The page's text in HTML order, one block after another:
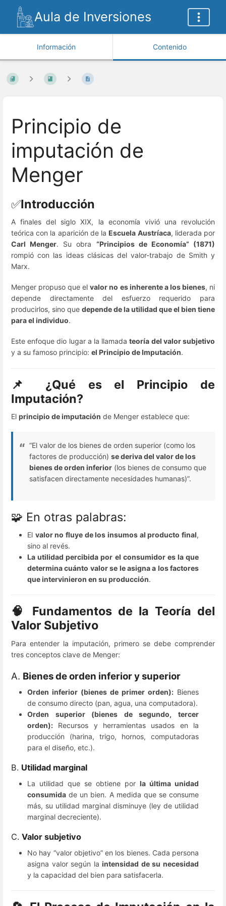
Aula de Inversiones
Información Contenido
Principio de
imputación de
Menger
✅Introducción
A finales del siglo XIX, la economía vivió una revolución
teórica con la aparición de la Escuela Austríaca, liderada por
Carl Menger. Su obra “Principios de Economía” (1871)
rompió con las ideas clásicas del valor-trabajo de Smith y
Marx.
Menger propuso que elvalor no es inherente a los bienes, ni
depende directamente del esfuerzo requerido para
producirlos, sino que depende de la utilidad que el bien tiene
para el individuo.
Este enfoque dio lugar a la llamadateoría del valor subjetivo
y a su famoso principio: el Principio de Imputación.
📌 ¿Qué es el Principio de
Imputación?
El principio de imputación de Menger establece que:
“El valor de los bienes de orden superior (como los
factores de producción) se deriva del valor de los
bienes de orden inferior (los bienes de consumo que
satisfacen directamente necesidades humanas)”.
🧩 En otras palabras:
El valor no fluye de los insumos al producto final,
sino al revés.
La utilidad percibida por el consumidor es la que
determina cuánto valor se le asigna a los factores
que intervinieron en su producción.
🧠 Fundamentos de la Teoría del
Valor Subjetivo
Para entender la imputación, primero se debe comprender
tres conceptos clave de Menger:
A. Bienes de orden inferior y superior
Orden inferior (bienes de primer orden): Bienes
de consumo directo (pan, agua, una computadora).
Orden superior (bienes de segundo, tercer
orden): Recursos y herramientas usados en la
producción (harina, trigo, hornos, computadoras
para el diseño, etc.).
B. Utilidad marginal
La utilidad que se obtiene por la última unidad
consumida de un bien. A medida que se consume
más, su utilidad marginal disminuye (ley de utilidad
marginal decreciente).
C. Valor subjetivo
No hay “valor objetivo” en los bienes. Cada persona
asigna valor según laintensidad de su necesidad
y la capacidad del bien para satisfacerla.